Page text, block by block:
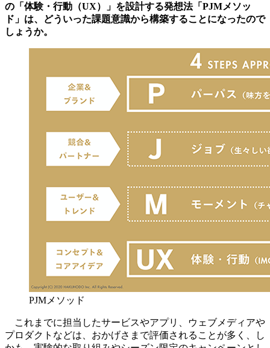
の「体験・行動（UX）」を設計する発想法「PJMメソッ
ド」は、どういった課題意識から構築することになったので
しょうか。
PJMメソッド
これまでに担当したサービスやアプリ、ウェブメディアや
プロダクトなどは、おかげさまで評価されることが多く、し